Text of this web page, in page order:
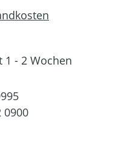
1 - 2 Wochen
0900